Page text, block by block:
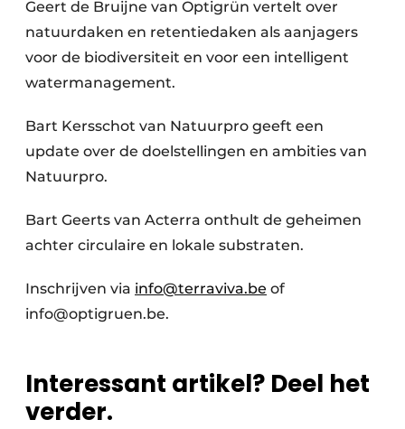
Geert de Bruijne van Optigrün vertelt over
natuurdaken en retentiedaken als aanjagers
voor de biodiversiteit en voor een intelligent
watermanagement.
Bart Kersschot van Natuurpro geeft een
update over de doelstellingen en ambities van
Natuurpro.
Bart Geerts van Acterra onthult de geheimen
achter circulaire en lokale substraten.
Inschrijven via info@terraviva.be of
info@optigruen.be.
Interessant artikel? Deel het
verder.